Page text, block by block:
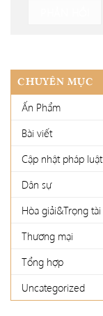
CHUYÊN MỤC
Ấn Phẩm
Bài viết
Cập nhật pháp luật
Dân sự
Hòa giải&Trọng tài
Thương mại
Tổng hợp
Uncategorized